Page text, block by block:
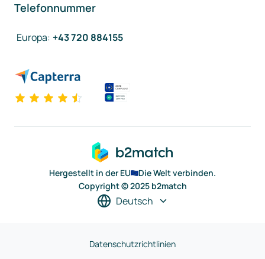
Telefonnummer
Europa: +43 720 884155
Hergestellt in der EU
Die Welt verbinden.
Copyright © 2025 b2match
Deutsch
Datenschutzrichtlinien